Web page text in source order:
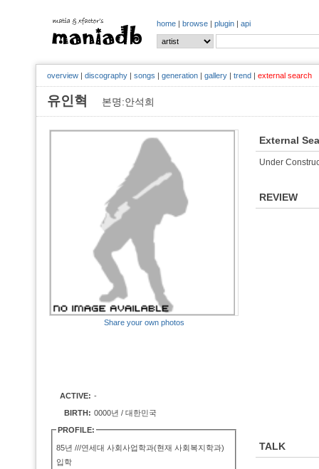
home | browse | plugin | api
overview | discography | songs | generation | gallery | trend | external search
유인혁 본명:안석희
Share your own photos
ACTIVE: -
BIRTH: 0000년 / 대한민국
PROFILE:
85년 ///연세대 사회사업학과(현재 사회복지학과)
입학
External
Under
REVIEW
TALK